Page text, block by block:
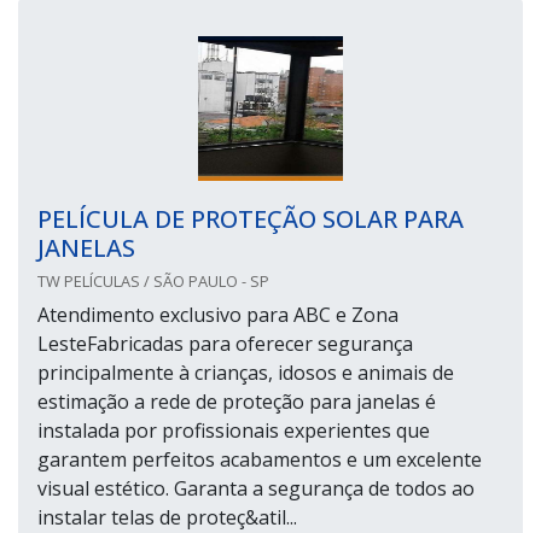
PELÍCULA DE PROTEÇÃO SOLAR PARA
JANELAS
TW PELÍCULAS / SÃO PAULO - SP
Atendimento exclusivo para ABC e Zona
LesteFabricadas para oferecer segurança
principalmente à crianças, idosos e animais de
estimação a rede de proteção para janelas é
instalada por profissionais experientes que
garantem perfeitos acabamentos e um excelente
visual estético. Garanta a segurança de todos ao
instalar telas de proteç&atil...